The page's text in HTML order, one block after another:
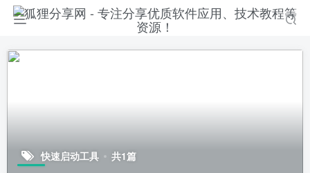
快速启动工具 共1篇